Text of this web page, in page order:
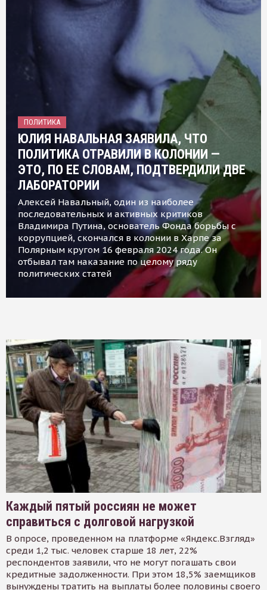
ПОЛИТИКА
ЮЛИЯ НАВАЛЬНАЯ ЗАЯВИЛА, ЧТО
ПОЛИТИКА ОТРАВИЛИ В КОЛОНИИ —
ЭТО, ПО ЕЕ СЛОВАМ, ПОДТВЕРДИЛИ ДВЕ
ЛАБОРАТОРИИ
Алексей Навальный, один из наиболее
последовательных и активных критиков
Владимира Путина, основатель Фонда борьбы с
коррупцией, скончался в колонии в Харпе за
Полярным кругом 16 февраля 2024 года. Он
отбывал там наказание по целому ряду
политических статей
Каждый пятый россиян не может
справиться с долговой нагрузкой
В опросе, проведенном на платформе «Яндекс.Взгляд»
среди 1,2 тыс. человек старше 18 лет, 22%
респондентов заявили, что не могут погашать свои
кредитные задолженности. При этом 18,5% заемщиков
вынуждены тратить на выплаты более половины своего